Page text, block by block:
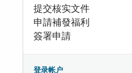
提交核实文件
申請補發福利
簽署申請
登录帐户